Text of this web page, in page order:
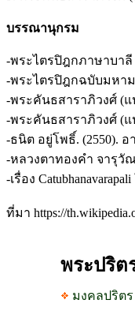
บรรณานุกรม
-พระไตรปิฎกภาษาบา
-พระไตรปิฎกฉบับมหา
-พระคันธสาราภิวงศ์ (แ
-พระคันธสาราภิวงศ์ (แ
-ธนิต อยู่โพธิ์. (2550).
-หลวงตาทองคำ จารุวั
-เรื่อง
ที่มา https://
พระปริต
มงคลปริตร